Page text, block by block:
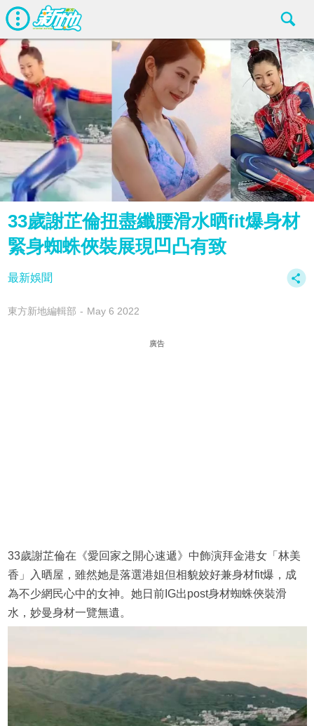
33歲謝芷倫扭盡纖腰滑水晒fit爆身材
緊身蜘蛛俠裝展現凹凸有致
最新娛聞
東方新地編輯部 May 6 2022
廣告
33歲謝芷倫在《愛回家之開心速遞》中飾演拜金港女「林美
香」入晒屋，雖然她是落選港姐但相貌姣好兼身材fit爆，成
為不少網民心中的女神。她日前IG出post身材蜘蛛俠裝滑
水，妙曼身材一覽無遺。